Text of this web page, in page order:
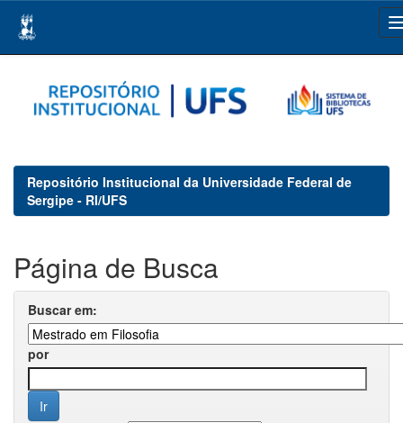
navigation
Repositório Institucional da Universidade Federal de
Sergipe - RI/UFS
Página de Busca
Buscar em:
por